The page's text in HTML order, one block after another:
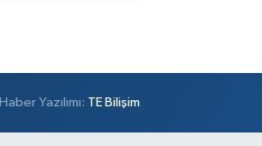
Haber Yazılımı: TE Bilişim